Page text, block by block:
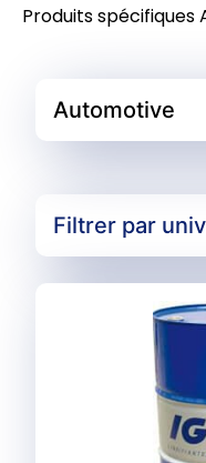
Produits spécifiques